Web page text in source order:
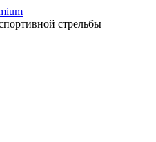
стрельбы